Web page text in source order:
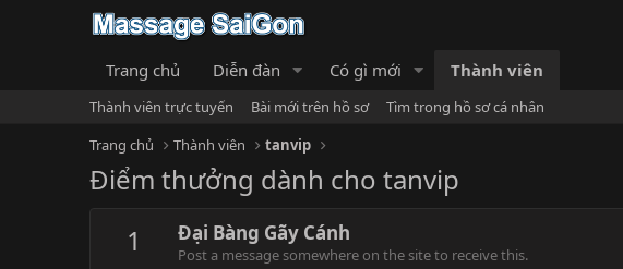
Trang chủ Diễn đàn Có gì mới Thành viên
Thành viên trực tuyến Bài mới trên hồ sơ
Tìm trong hồ sơ cá nhân
Trang chủ
Thành viên tanvip
Điểm thưởng dành cho tanvip
1
Đại Bàng Gãy Cánh
Post a message somewhere on the site to receive this.